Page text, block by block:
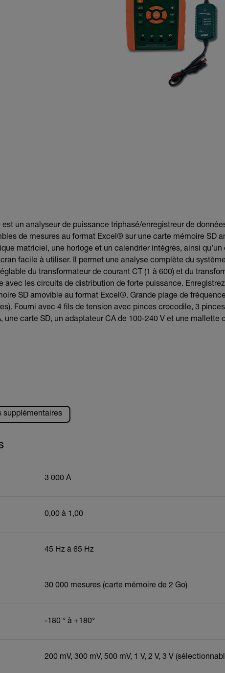
est un analyseur de puissance triphasé/enregistreur de
de mesures au format Excel® sur une carte mémoire SD
matriciel, une horloge et un calendrier intégrés, ainsi
facile à utiliser. Il permet une analyse complète du
du transformateur de courant CT (1 à 600) et du
avec les circuits de distribution de forte puissance.
SD amovible au format Excel®. Grande plage de
Fourni avec 4 fils de tension avec pinces crocodile, 3
une carte SD, un adaptateur CA de 100-240 V et une mallette
supplémentaires
3 000 A
0,00 à 1,00
45 Hz à 65 Hz
30 000 mesures (carte mémoire de 2 Go)
-180 ° à +180°
200 mV, 300 mV, 500 mV, 1 V, 2 V, 3 V